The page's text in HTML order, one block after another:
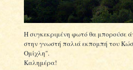
Η συγκεκριμένη φωτό θα μπορούσε
στην γνωστή παλιά εκπομπή του
Ομίχλη".
Καλημέρα!